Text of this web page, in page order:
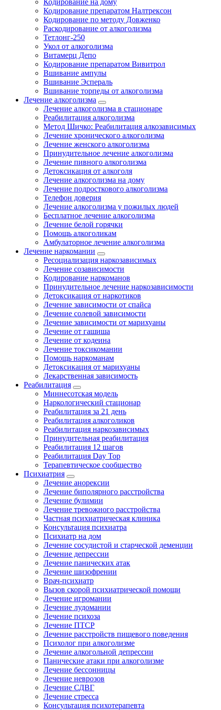
Кодирование на дому
Кодирование препаратом Налтрексон
Кодирование по методу Довженко
Раскодирование от алкоголизма
Тетлонг-250
Укол от алкоголизма
Витамерц Депо
Кодирование препаратом Вивитрол
Вшивание ампулы
Вшивание Эспераль
Вшивание торпеды от алкоголизма
Лечение алкоголизма
Лечение алкоголизма в стационаре
Реабилитация алкоголизма
Метод Шичко: Реабилитация алкозависимых
Лечение хронического алкоголизма
Лечение женского алкоголизма
Принудительное лечение алкоголизма
Лечение пивного алкоголизма
Детоксикация от алкоголя
Лечение алкоголизма на дому
Лечение подросткового алкоголизма
Телефон доверия
Лечение алкоголизма у пожилых людей
Бесплатное лечение алкоголизма
Лечение белой горячки
Помощь алкоголикам
Амбулаторное лечение алкоголизма
Лечение наркомании
Ресоциализация наркозависимых
Лечение созависимости
Кодирование наркоманов
Принудительное лечение наркозависимости
Детоксикация от наркотиков
Лечение зависимости от спайса
Лечение солевой зависимости
Лечение зависимости от марихуаны
Лечение от гашиша
Лечение от кодеина
Лечение токсикомании
Помощь наркоманам
Детоксикация от марихуаны
Лекарственная зависимость
Реабилитация
Миннесотская модель
Наркологический стационар
Реабилитация за 21 день
Реабилитация алкоголиков
Реабилитация наркозависимых
Принудительная реабилитация
Реабилитация 12 шагов
Реабилитация Day Top
Терапевтическое сообщество
Психиатрия
Лечение анорексии
Лечение биполярного расстройства
Лечение булимии
Лечение тревожного расстройства
Частная психиатрическая клиника
Консультация психиатра
Психиатр на дом
Лечение сосудистой и старческой деменции
Лечение депрессии
Лечение панических атак
Лечение шизофрении
Врач-психиатр
Вызов скорой психиатрической помощи
Лечение игромании
Лечение лудомании
Лечение психоза
Лечение ПТСР
Лечение расстройств пищевого поведения
Психолог при алкоголизме
Лечение алкогольной депрессии
Панические атаки при алкоголизме
Лечение бессонницы
Лечение неврозов
Лечение СДВГ
Лечение стресса
Консультация психотерапевта